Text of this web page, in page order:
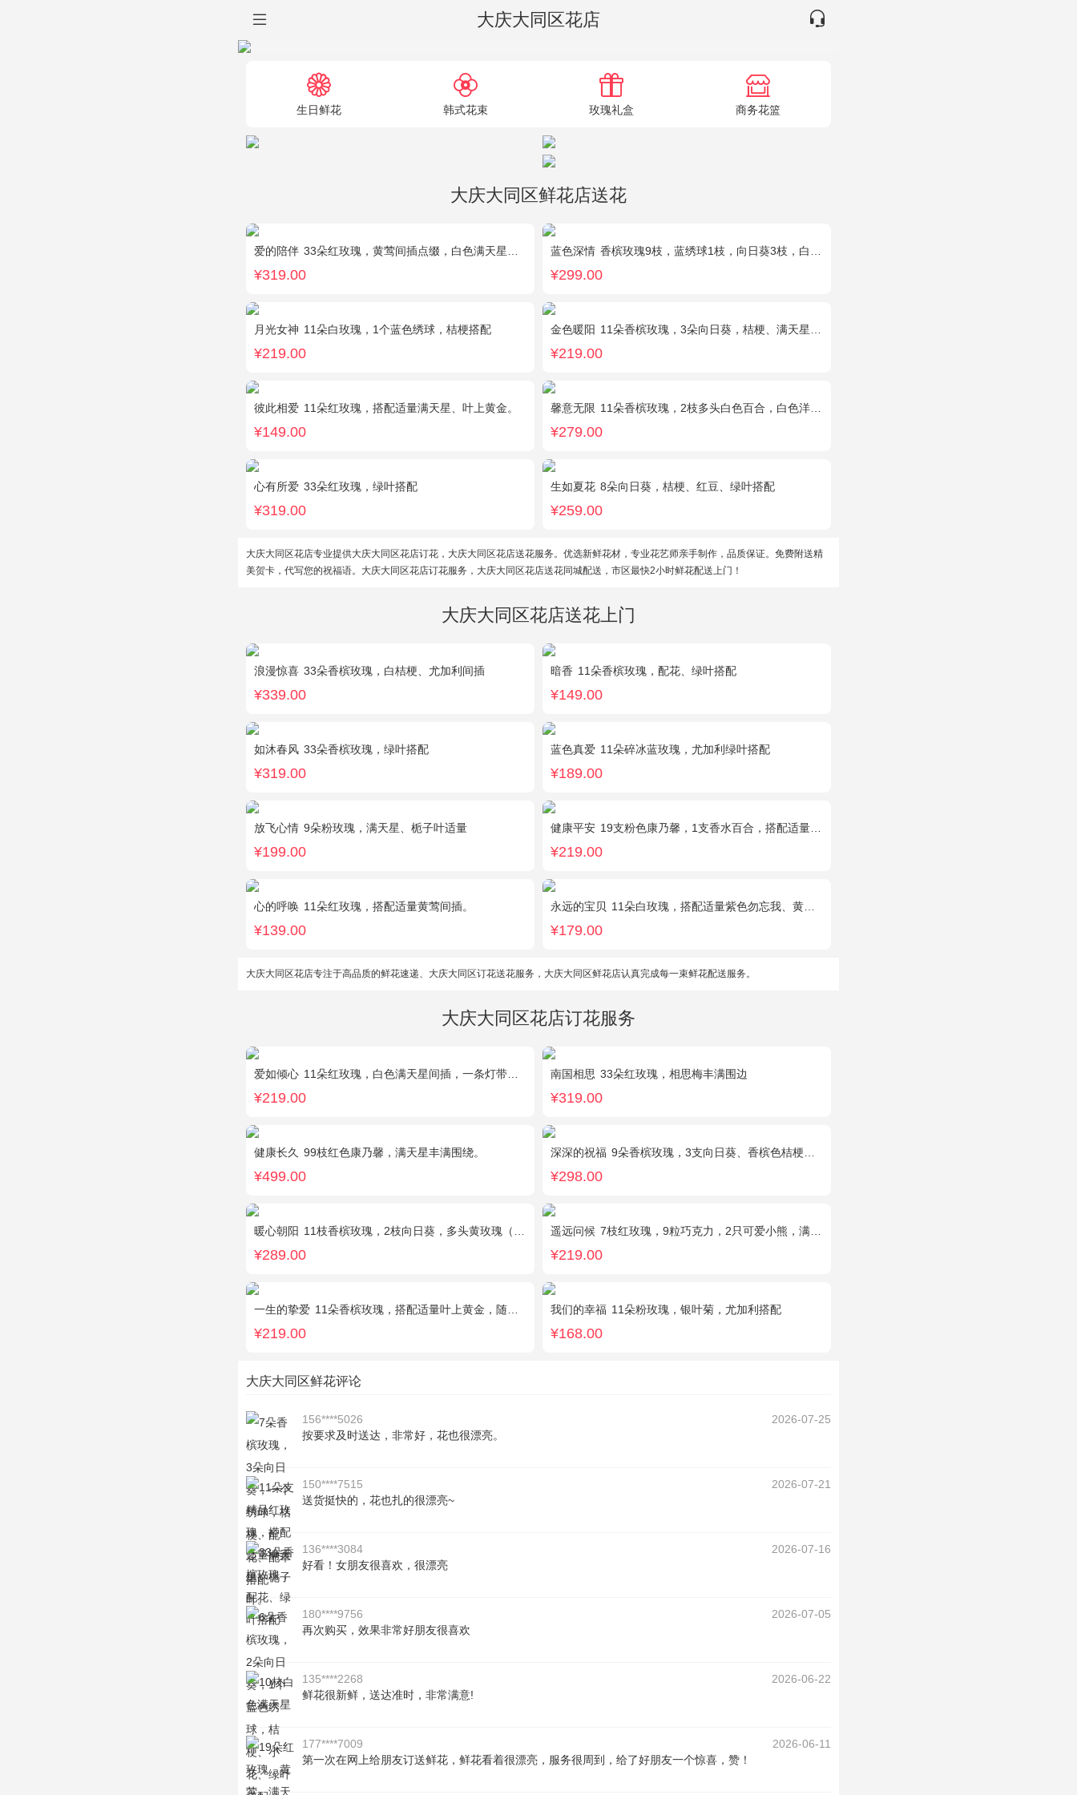
大庆大同区花店
生日鲜花 韩式花束 玫瑰礼盒 商务花篮
大庆大同区鲜花店送花
爱的陪伴 33朵红玫瑰，黄莺间插点缀，白色满天星外围点缀搭配
¥319.00
蓝色深情 香槟玫瑰9枝，蓝绣球1枝，向日葵3枝，白色洋桔梗、大叶尤加利搭配
¥299.00
月光女神 11朵白玫瑰，1个蓝色绣球，桔梗搭配
¥219.00
金色暖阳 11朵香槟玫瑰，3朵向日葵，桔梗、满天星混搭
¥219.00
彼此相爱 11朵红玫瑰，搭配适量满天星、叶上黄金。
¥149.00
馨意无限 11朵香槟玫瑰，2枝多头白色百合，白色洋桔梗、绿叶
¥279.00
心有所爱 33朵红玫瑰，绿叶搭配
¥319.00
生如夏花 8朵向日葵，桔梗、红豆、绿叶搭配
¥259.00
大庆大同区花店专业提供大庆大同区花店订花，大庆大同区花店送花服务。优选新鲜花材，专业花艺师亲手制作，品质保证。免费附送精
美贺卡，代写您的祝福语。大庆大同区花店订花服务，大庆大同区花店送花同城配送，市区最快2小时鲜花配送上门！
大庆大同区花店送花上门
浪漫惊喜 33朵香槟玫瑰，白桔梗、尤加利间插
¥339.00
暗香 11朵香槟玫瑰，配花、绿叶搭配
¥149.00
如沐春风 33朵香槟玫瑰，绿叶搭配
¥319.00
蓝色真爱 11朵碎冰蓝玫瑰，尤加利绿叶搭配
¥189.00
放飞心情 9朵粉玫瑰，满天星、栀子叶适量
¥199.00
健康平安 19支粉色康乃馨，1支香水百合，搭配适量石竹梅、黄莺。
¥219.00
心的呼唤 11朵红玫瑰，搭配适量黄莺间插。
¥139.00
永远的宝贝 11朵白玫瑰，搭配适量紫色勿忘我、黄莺、栀子叶间插。
¥179.00
大庆大同区花店专注于高品质的鲜花速递、大庆大同区订花送花服务，大庆大同区鲜花店认真完成每一束鲜花配送服务。
大庆大同区花店订花服务
爱如倾心 11朵红玫瑰，白色满天星间插，一条灯带，一对小熊、黄莺或尤加利叶搭配
¥219.00
南国相思 33朵红玫瑰，相思梅丰满围边
¥319.00
健康长久 99枝红色康乃馨，满天星丰满围绕。
¥499.00
深深的祝福 9朵香槟玫瑰，3支向日葵、香槟色桔梗、洋甘菊、尤加利
¥298.00
暖心朝阳 11枝香槟玫瑰，2枝向日葵，多头黄玫瑰（或类似配材替换）、桔梗搭配
¥289.00
遥远问候 7枝红玫瑰，9粒巧克力，2只可爱小熊，满天星、绿叶周围点缀；巧克力选择高端品牌（德芙、金莎、费列罗等），具体以当地市场为准，小熊以实物为准。
¥219.00
一生的挚爱 11朵香槟玫瑰，搭配适量叶上黄金，随机赠送一个小熊。
¥219.00
我们的幸福 11朵粉玫瑰，银叶菊，尤加利搭配
¥168.00
大庆大同区鲜花评论
156****5026
2026-07-25
按要求及时送达，非常好，花也很漂亮。
150****7515
2026-07-21
送货挺快的，花也扎的很漂亮~
136****3084
2026-07-16
好看！女朋友很喜欢，很漂亮
180****9756
2026-07-05
再次购买，效果非常好朋友很喜欢
135****2268
2026-06-22
鲜花很新鲜，送达准时，非常满意!
177****7009
2026-06-11
第一次在网上给朋友订送鲜花，鲜花看着很漂亮，服务很周到，给了好朋友一个惊喜，赞！